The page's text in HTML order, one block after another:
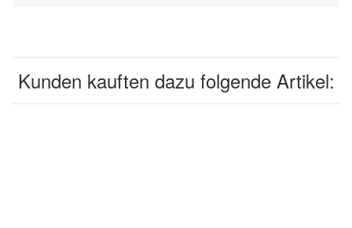
Kunden kauften dazu folgende Artikel: